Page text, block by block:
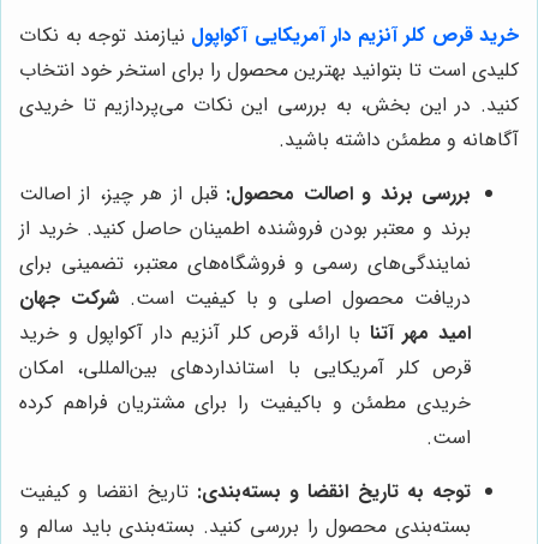
خرید قرص کلر آنزیم دار آمریکایی آکواپول نیازمند توجه به نکات
کلیدی است تا بتوانید بهترین محصول را برای استخر خود انتخاب
کنید. در این بخش، به بررسی این نکات می‌پردازیم تا خریدی
آگاهانه و مطمئن داشته باشید.
بررسی برند و اصالت محصول: قبل از هر چیز، از اصالت
برند و معتبر بودن فروشنده اطمینان حاصل کنید. خرید از
نمایندگی‌های رسمی و فروشگاه‌های معتبر، تضمینی برای
دریافت محصول اصلی و با کیفیت است.شرکت جهان
امید مهر آتنا با ارائه قرص کلر آنزیم دار آکواپول و خرید
قرص کلر آمریکایی با استانداردهای بین‌المللی، امکان
خریدی مطمئن و باکیفیت را برای مشتریان فراهم کرده
است.
توجه به تاریخ انقضا و بسته‌بندی: تاریخ انقضا و کیفیت
بسته‌بندی محصول را بررسی کنید. بسته‌بندی باید سالم و